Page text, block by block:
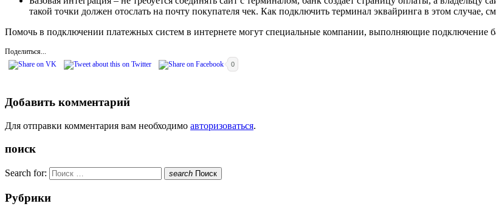
такой точки должен отослать на почту покупателя чек. Как подключить терминал эквайринга в этом случае,
Помочь в подключении платежных систем в интернете могут специальные компании, выполняющие подключение
Поделиться...
0
Добавить комментарий
Для отправки комментария вам необходимо авторизоваться.
поиск
Search for: search Поиск
Рубрики